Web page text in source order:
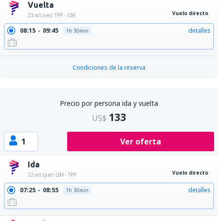
Vuelta
23 oct (vie) TPP - LIM Vuelo directo
08:15 09:45 1h 30min detalles
Condiciones de la reserva
Precio por persona ida y vuelta
US$ 133
1 Ver oferta
Ida
22 oct (jue) LIM - TPP Vuelo directo
07:25 08:55 1h 30min detalles